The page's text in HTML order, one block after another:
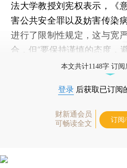
法大学教授刘宪权表示，《
害公共安全罪以及妨害传染
进行了限制性规定，这与宽
合，但“要保持谨慎的态度，
本文共计1148字 订
登录 后获取已订阅
财新通会员
可畅读全文
订阅